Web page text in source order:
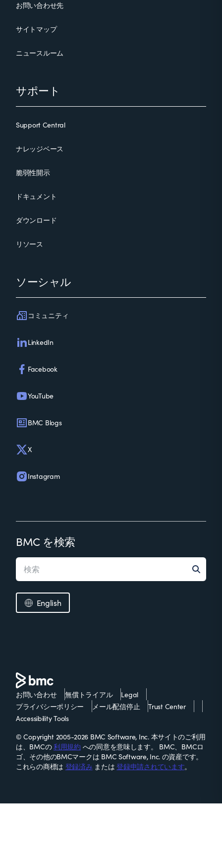
お問い合わせ先
サイトマップ
ニュースルーム
サポート
Support Central
ナレッジベース
脆弱性開示
ドキュメント
ダウンロード
リソース
ソーシャル
コミュニティ
LinkedIn
Facebook
YouTube
BMC Blogs
X
Instagram
BMC を検索
English
お問い合わせ 無償トライアル
Legal
プライバシーポリシー
メール配信停止
Trust Center
Accessibility Tools
© Copyright 2005-2026 BMC Software, Inc. 本サイトのご利用
は、BMCの利用規約 への同意を意味します。 BMC、BMCロ
ゴ、その他のBMCマークは BMC Software, Inc. の資産です。
これらの商標は 登録済み または登録申請されています。